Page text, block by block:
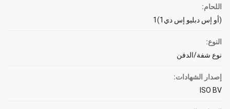
اللحام:
(أو إس دبليو إس دي1)1
النوع:
نوع شفة/الدفن
إصدار الشهادات:
ISO BV